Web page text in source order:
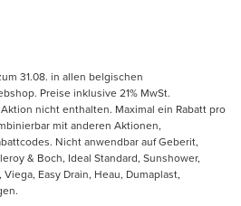
31.08. in allen belgischen
Preise inklusive 21% MwSt.
nicht enthalten. Maximal ein Rabatt pro
mit anderen Aktionen,
Nicht anwendbar auf Geberit,
& Boch, Ideal Standard, Sunshower,
Easy Drain, Heau, Dumaplast,